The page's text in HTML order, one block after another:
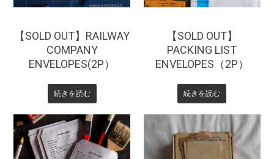
【SOLD OUT】RAILWAY
COMPANY
ENVELOPES(2P）
続きを読む
【SOLD OUT】
PACKING LIST
ENVELOPES（2P）
続きを読む